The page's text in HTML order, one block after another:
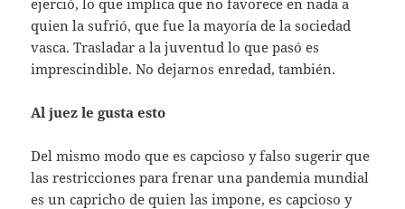
quien la sufrió, que fue la mayoría de la sociedad
vasca. Trasladar a la juventud lo que pasó es
imprescindible. No dejarnos enredad, también.
Al juez le gusta esto
Del mismo modo que es capcioso y falso sugerir que
las restricciones para frenar una pandemia mundial
es un capricho de quien las impone, es capcioso y